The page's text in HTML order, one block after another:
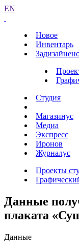
EN
Новое
Инвентарь
Студия
Магазинус
Медиа
Экспресс
Иронов
Журналус
Проекты
Данные
плаката
Данные